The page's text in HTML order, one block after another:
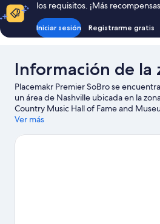
los requisitos. ¡Más
Iniciar sesión Registrarme gratis
Información de la
Placemakr Premier SoBro se
un área de Nashville ubicada en la
Country Music Hall of Fame and
Symphony Center son lugares
Broadway. ¿Quieres asistir a un evento
Ver más